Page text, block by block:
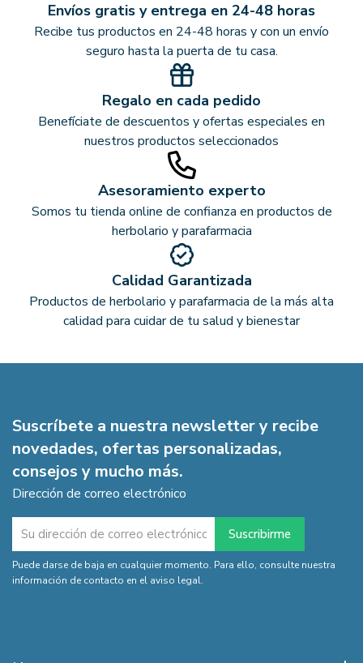
Envíos gratis y entrega en 24-48 horas
Recibe tus productos en 24-48 horas y con un envío
seguro hasta la puerta de tu casa.
Regalo en cada pedido
Benefíciate de descuentos y ofertas especiales en
nuestros productos seleccionados
Asesoramiento experto
Somos tu tienda online de confianza en productos de
herbolario y parafarmacia
Calidad Garantizada
Productos de herbolario y parafarmacia de la más alta
calidad para cuidar de tu salud y bienestar
Suscríbete a nuestra newsletter y recibe
novedades, ofertas personalizadas,
consejos y mucho más.
Dirección de correo electrónico
Puede darse de baja en cualquier momento. Para ello, consulte nuestra
información de contacto en el aviso legal.